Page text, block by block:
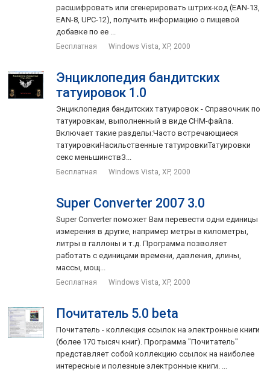
расшифровать или сгенерировать штрих-код (EAN-13,
EAN-8, UPC-12), получить информацию о пищевой
добавке по ее ...
Бесплатная Windows Vista, XP, 2000
Энциклопедия бандитских
татуировок 1.0
Энциклопедия бандитских татуировок - Справочник по
татуировкам, выполненный в виде CHM-файла.
Включает такие разделы:Часто встречающиеся
татуировкиНасильственные татуировкиТатуировки
секс меньшинствЗ...
Бесплатная Windows Vista, XP, 2000
Super Converter 2007 3.0
Super Converter поможет Вам перевести одни единицы
измерения в другие, например метры в километры,
литры в галлоны и т.д. Программа позволяет
работать с единицами времени, давления, длины,
массы, мощ...
Бесплатная Windows Vista, XP, 2000
Почитатель 5.0 beta
Почитатель - коллекция ссылок на электронные книги
(более 170 тысяч книг). Программа "Почитатель"
представляет собой коллекцию ссылок на наиболее
интересные и полезные электронные книги. ...